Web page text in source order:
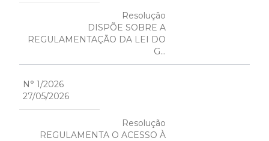
Resolução
DISPÕE SOBRE A
REGULAMENTAÇÃO DA LEI DO
G...
N° 1/2026
27/05/2026
Resolução
REGULAMENTA O ACESSO À